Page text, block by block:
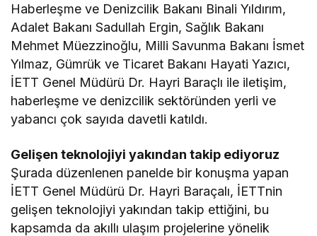
Haberleşme ve Denizcilik Bakanı Binali Yıldırım,
Adalet Bakanı Sadullah Ergin, Sağlık Bakanı
Mehmet Müezzinoğlu, Milli Savunma Bakanı İsmet
Yılmaz, Gümrük ve Ticaret Bakanı Hayati Yazıcı,
İETT Genel Müdürü Dr. Hayri Baraçlı ile iletişim,
haberleşme ve denizcilik sektöründen yerli ve
yabancı çok sayıda davetli katıldı.
Gelişen teknolojiyi yakından takip ediyoruz
Şurada düzenlenen panelde bir konuşma yapan
İETT Genel Müdürü Dr. Hayri Baraçalı, İETTnin
gelişen teknolojiyi yakından takip ettiğini, bu
kapsamda da akıllı ulaşım projelerine yönelik